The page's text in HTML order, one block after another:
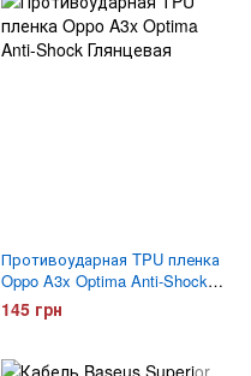
Противоударная TPU пленка
Oppo A3x Optima Anti-Shock
Глянцевая
145 грн